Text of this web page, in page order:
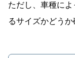
ただし、車種に
るサイズかどうか